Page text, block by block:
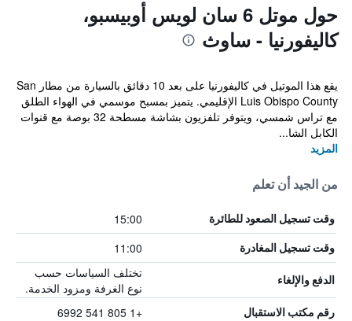
حول موتل 6 سان لويس أوبيسبو،
كاليفورنيا - ساوث
يقع هذا الموتيل في كاليفورنيا على بعد 10 دقائق بالسيارة من مطار San
Luis Obispo County الإقليمي. يتميز بمسبح موسمي في الهواء الطلق
مع تراس شمسي، ويتوفر تلفزيون بشاشة مسطحة 32 بوصة مع قنوات
الكابل الشا...
المزيد
من الجيد أن تعلم
وقت تسجيل الصعود للطائرة 15:00
وقت تسجيل المغادرة 11:00
الدفع والإلغاء
تختلف السياسات حسب
نوع الغرفة ومزود الخدمة.
رقم مكتب الاستقبال +1 805 541 6992